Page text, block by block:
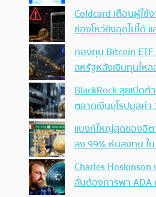
Coldcard เตือนผู้ใ
ช่องโหว่ยังอุดไม่ได้ แ
กองทุน Bitcoin ETF
สหรัฐหลังเงินทุนไห
BlackRock ลุยเปิด
ตลาดเงินยุโรปมูลค่
แบงก์ใหญ่สุดของอิต
ลง 99% หันลงทุน ใ
Charles
ลั่นต้องการพา ADA